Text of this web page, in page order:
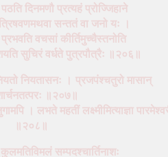
दिनमणौ प्रत्यहं प्रोज्जिहाने
सन्ततं वा जनो यः ।
प्रभवति वचसां कीर्तिमुच्चैस्तनोति
सुचिरं वर्धते पुत्रपौत्रैः ॥२०६॥
नियतासनः । प्रजपंश्चतुरो मासान्
॥२०७॥
। लभते महतीं लक्ष्मीमित्याज्ञा
॥२०८॥
सम्पदश्चार्तिनाशः